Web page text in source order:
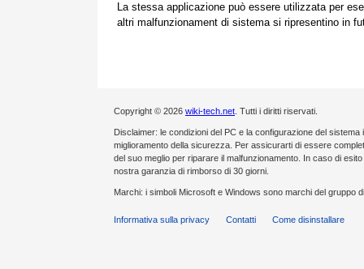
La stessa applicazione può essere utilizzata per
altri malfunzionament di sistema si ripresentino in
Copyright © 2026 wiki-tech.net . Tutti i diritti riservati.
Disclaimer: le condizioni del PC e la configurazione del
miglioramento della sicurezza. Per assicurarti di essere
del suo meglio per riparare il malfunzionamento. In caso di
nostra garanzia di rimborso di 30 giorni.
Marchi: i simboli Microsoft e Windows sono marchi del gruppo
Informativa sulla privacy Contatti Come disinstallare